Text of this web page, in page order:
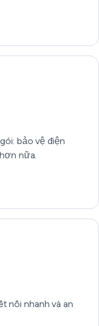
bảo vệ điện
nữa.
nối nhanh và an